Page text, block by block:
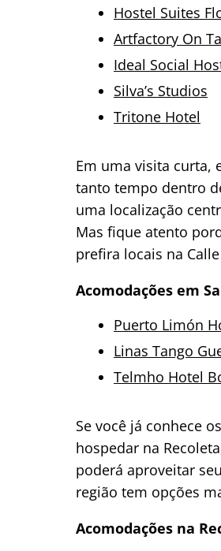
Hostel Suites
Artfactory On
Ideal Social
Silva’s Studios
Tritone Hotel
Em uma visita curta,
tanto tempo dentro
uma localização
Mas fique atento
prefira locais na
Acomodações em
Puerto Limón
Linas Tango
Telmho Hotel
Se você já conhece
hospedar na
poderá aproveitar
região tem opções
Acomodações na